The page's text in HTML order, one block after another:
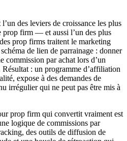
des leviers de croissance les plus
prop firm — et aussi l’un des plus
prop firms traitent le marketing
de lien de parrainage : donner
commission par achat lors d’un
: un programme d’affiliation
expose à des demandes de
irrégulier qui ne peut pas être mis à
prop firm qui convertit vraiment est
logique de commissions par
des outils de diffusion de